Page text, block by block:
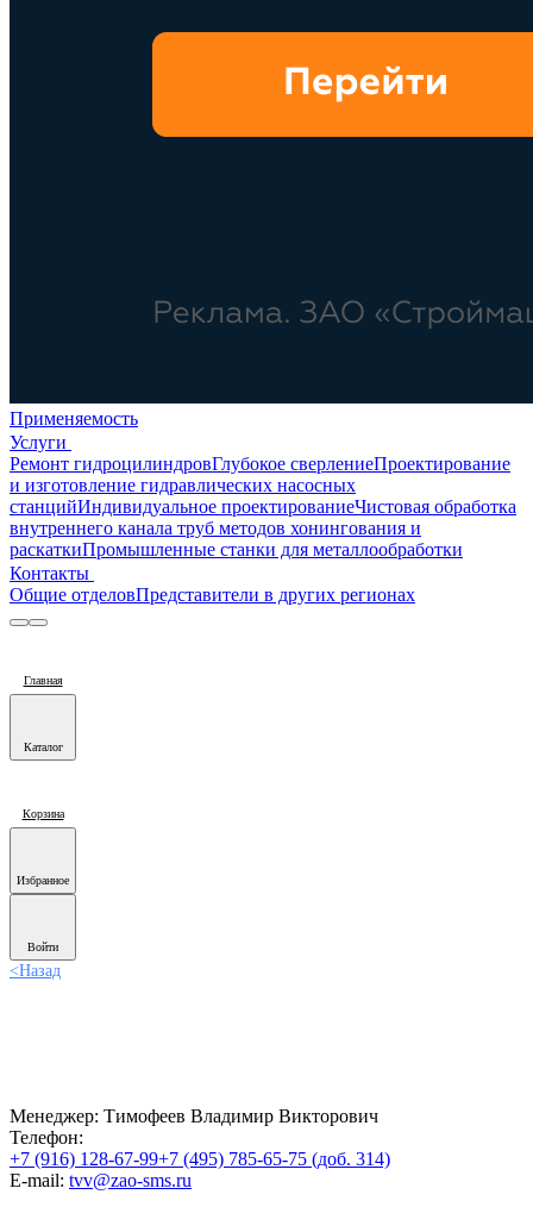
Применяемость
Услуги
Ремонт гидроцилиндровГлубокое сверлениеПроектирование
и изготовление гидравлических насосных
станцийИндивидуальное проектированиеЧистовая обработка
внутреннего канала труб методов хонингования и
раскаткиПромышленные станки для металлообработки
Контакты
Общие отделовПредставители в других регионах
Главная
Каталог
Корзина
Избранное
Войти
<Назад
Менеджер: Тимофеев Владимир Викторович
Телефон:
+7 (916) 128-67-99+7 (495) 785-65-75 (доб. 314)
E-mail: tvv@zao-sms.ru